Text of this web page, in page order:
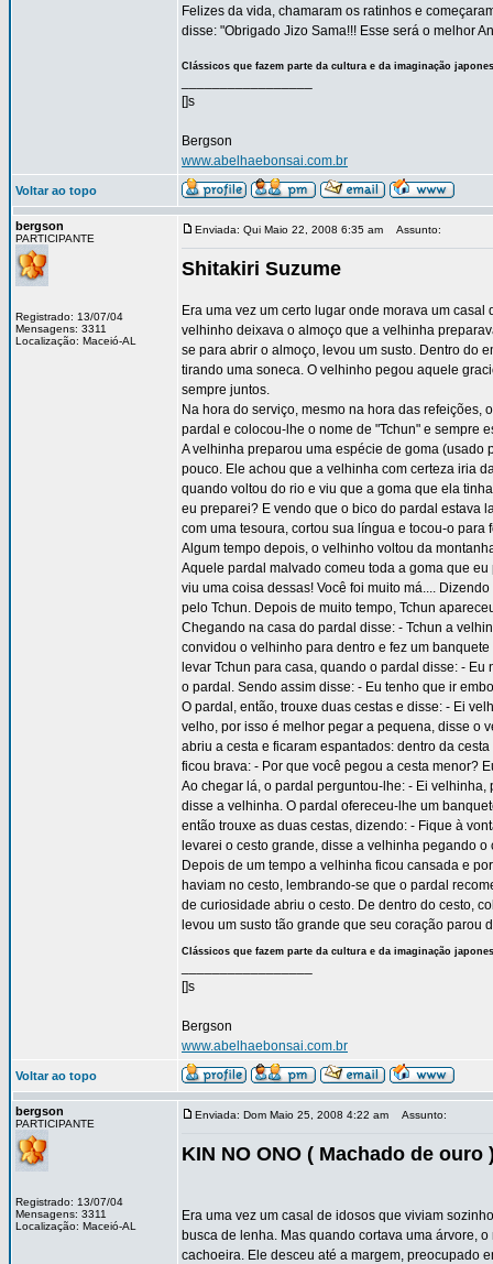
Felizes da vida, chamaram os ratinhos e
disse: "Obrigado Jizo Sama!!! Esse será o melhor
Clássicos que fazem parte da cultura e da imaginação
[]s
Bergson
www.abelhaebonsai.com.br
Voltar ao topo
bergson
PARTICIPANTE
Registrado: 13/07/04
Mensagens: 3311
Localização: Maceió-AL
Enviada: Qui Maio 22, 2008 6:35 am Assunto:
Shitakiri Suzume
Era uma vez um certo lugar onde morava um
velhinho deixava o almoço que a velhinha
se para abrir o almoço, levou um susto. Dentro do
tirando uma soneca. O velhinho pegou aquele
sempre juntos.
Na hora do serviço, mesmo na hora das
pardal e colocou-lhe o nome de "Tchun" e sempre
A velhinha preparou uma espécie de goma (usado
pouco. Ele achou que a velhinha com certeza iria
quando voltou do rio e viu que a goma que ela
eu preparei? E vendo que o bico do pardal estava
com uma tesoura, cortou sua língua e tocou-o
Algum tempo depois, o velhinho voltou da
Aquele pardal malvado comeu toda a goma que
viu uma coisa dessas! Você foi muito má....
pelo Tchun. Depois de muito tempo, Tchun
Chegando na casa do pardal disse: - Tchun a
convidou o velhinho para dentro e fez um
levar Tchun para casa, quando o pardal disse: -
o pardal. Sendo assim disse: - Eu tenho que ir
O pardal, então, trouxe duas cestas e disse: - Ei
velho, por isso é melhor pegar a pequena, disse o
abriu a cesta e ficaram espantados: dentro da
ficou brava: - Por que você pegou a cesta menor?
Ao chegar lá, o pardal perguntou-lhe: - Ei
disse a velhinha. O pardal ofereceu-lhe um
então trouxe as duas cestas, dizendo: - Fique à
levarei o cesto grande, disse a velhinha pegando
Depois de um tempo a velhinha ficou cansada e
haviam no cesto, lembrando-se que o pardal
de curiosidade abriu o cesto. De dentro do cesto,
levou um susto tão grande que seu coração parou
Clássicos que fazem parte da cultura e da imaginação
[]s
Bergson
www.abelhaebonsai.com.br
Voltar ao topo
bergson
PARTICIPANTE
Registrado: 13/07/04
Mensagens: 3311
Localização: Maceió-AL
Enviada: Dom Maio 25, 2008 4:22 am Assunto:
KIN NO ONO ( Machado de ouro
Era uma vez um casal de idosos que viviam
busca de lenha. Mas quando cortava uma árvore,
cachoeira. Ele desceu até a margem, preocupado